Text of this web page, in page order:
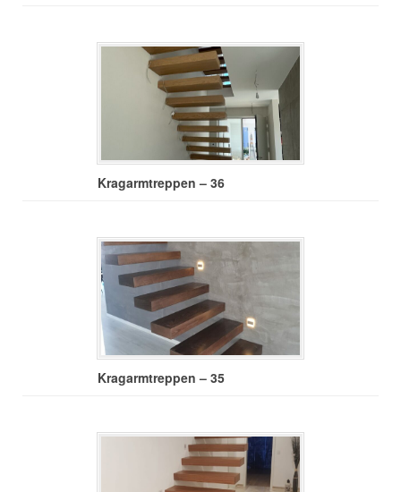
Kragarmtreppen – 36
Kragarmtreppen – 35